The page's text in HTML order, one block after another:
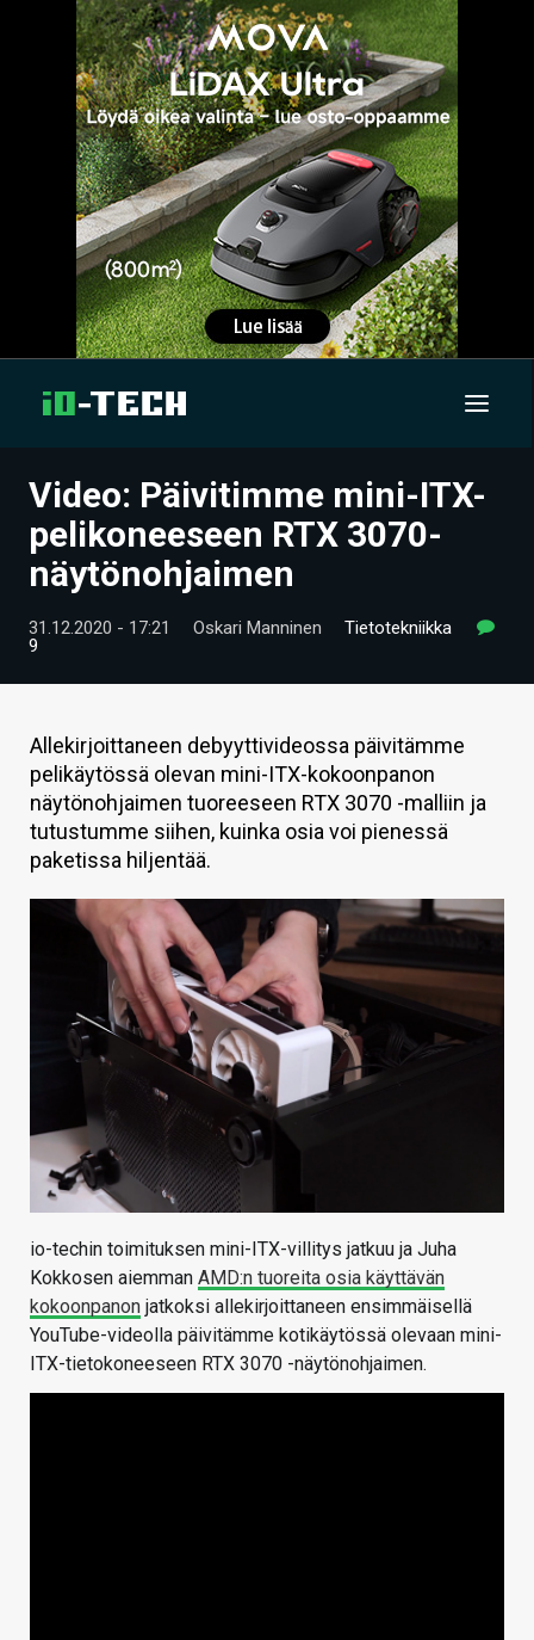
UUTISET
ARTIKKELIT
VIDEOT
HINTA.FI
KAUPPA
VAIHDA TEEMA
Video: Päivitimme mini-ITX-
pelikoneeseen RTX 3070-
näytönohjaimen
31.12.2020 - 17:21 Oskari Manninen
Tietotekniikka
9
Allekirjoittaneen debyyttivideossa päivitämme
pelikäytössä olevan mini-ITX-kokoonpanon
näytönohjaimen tuoreeseen RTX 3070 -malliin ja
tutustumme siihen, kuinka osia voi pienessä
paketissa hiljentää.
io-techin toimituksen mini-ITX-villitys jatkuu ja Juha
Kokkosen aiemman AMD:n tuoreita osia käyttävän
kokoonpanon jatkoksi allekirjoittaneen ensimmäisellä
YouTube-videolla päivitämme kotikäytössä olevaan mini-
ITX-tietokoneeseen RTX 3070 -näytönohjaimen.